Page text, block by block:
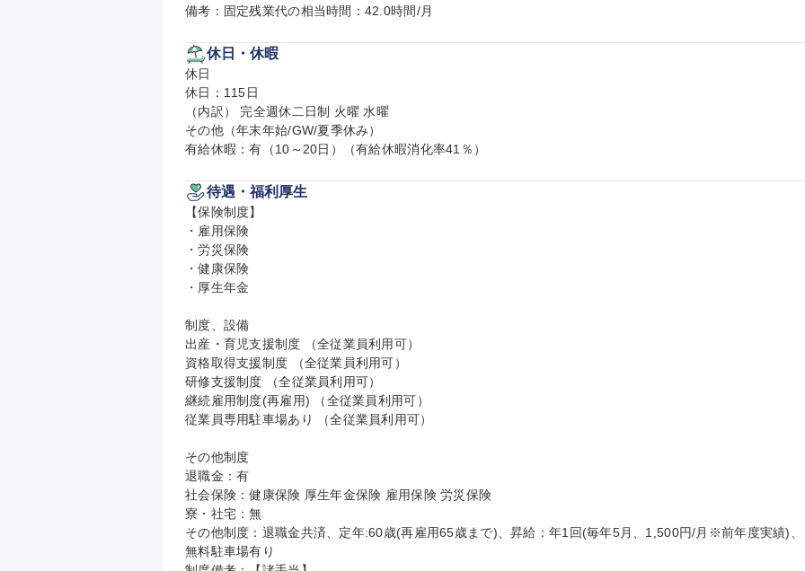
備考：固定残業代の相当時間：42.0時間/月
休日・休暇
休日
休日：115日
（内訳） 完全週休二日制 火曜 水曜
その他（年末年始/GW/夏季休み）
有給休暇：有（10～20日）（有給休暇消化率41％）
待遇・福利厚生
【保険制度】
・雇用保険
・労災保険
・健康保険
・厚生年金
制度、設備
出産・育児支援制度 （全従業員利用可）
資格取得支援制度 （全従業員利用可）
研修支援制度 （全従業員利用可）
継続雇用制度(再雇用) （全従業員利用可）
従業員専用駐車場あり （全従業員利用可）
その他制度
退職金：有
社会保険：健康保険 厚生年金保険 雇用保険 労災保険
寮・社宅：無
その他制度：退職金共済、定年:60歳(再雇用65歳まで)、昇給：年1回(毎年5月、1,500円/月※前年度実績)、
無料駐車場有り